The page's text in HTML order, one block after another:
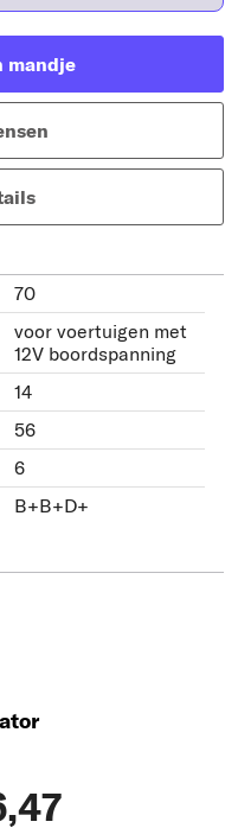
mandje
70
voor voertuigen met
12V boordspanning
14
56
6
B+B+D+